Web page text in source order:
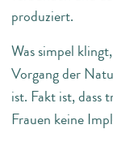
produziert.
Was simpel
Vorgang der
ist. Fakt ist, dass
Frauen keine